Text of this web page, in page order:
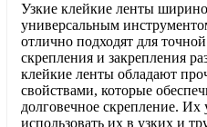
Узкие клейкие ленты
универсальным
отлично подходят для
скрепления и закрепления
клейкие ленты обладают
свойствами, которые
долговечное скрепление. Их
использовать их в узких и